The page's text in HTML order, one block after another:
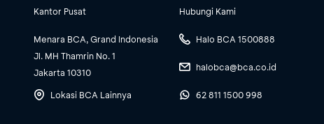
Kantor Pusat
Menara BCA, Grand Indonesia
Jl. MH Thamrin No. 1
Jakarta 10310
Lokasi BCA Lainnya
Hubungi Kami
Halo BCA 1500888
halobca@bca.co.id
62 811 1500 998